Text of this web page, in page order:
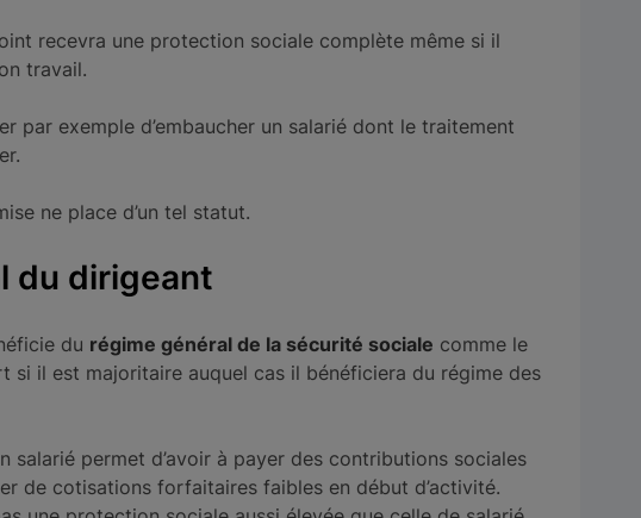
recevra une protection sociale complète même si il
travail.
par exemple d’embaucher un salarié dont le traitement
ne place d’un tel statut.
du dirigeant
du régime général de la sécurité sociale comme le
si il est majoritaire auquel cas il bénéficiera du régime des
salarié permet d’avoir à payer des contributions sociales
de cotisations forfaitaires faibles en début d’activité.